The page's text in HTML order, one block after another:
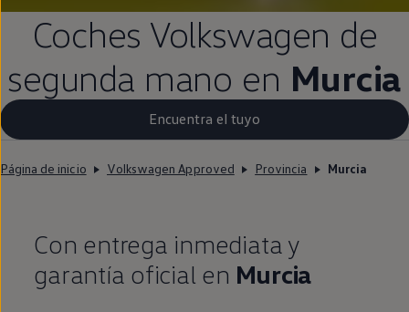
Coches Volkswagen de
segunda mano en Murcia
Encuentra el tuyo
Página de inicio Volkswagen Approved Provincia Murcia
Con entrega inmediata y
garantía oficial en Murcia